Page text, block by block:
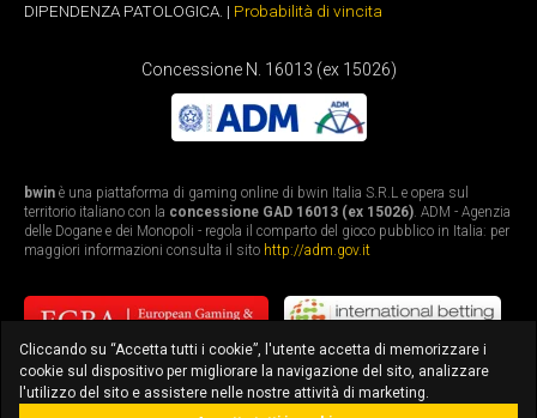
DIPENDENZA PATOLOGICA. | Probabilità di vincita
Concessione N. 16013 (ex 15026)
bwin è una piattaforma di gaming online di bwin Italia S.R.L e opera sul
territorio italiano con la concessione GAD 16013 (ex 15026). ADM - Agenzia
delle Dogane e dei Monopoli - regola il comparto del gioco pubblico in Italia: per
maggiori informazioni consulta il sito http://adm.gov.it
Cliccando su “Accetta tutti i cookie”, l'utente accetta di memorizzare i
cookie sul dispositivo per migliorare la navigazione del sito, analizzare
l'utilizzo del sito e assistere nelle nostre attività di marketing.